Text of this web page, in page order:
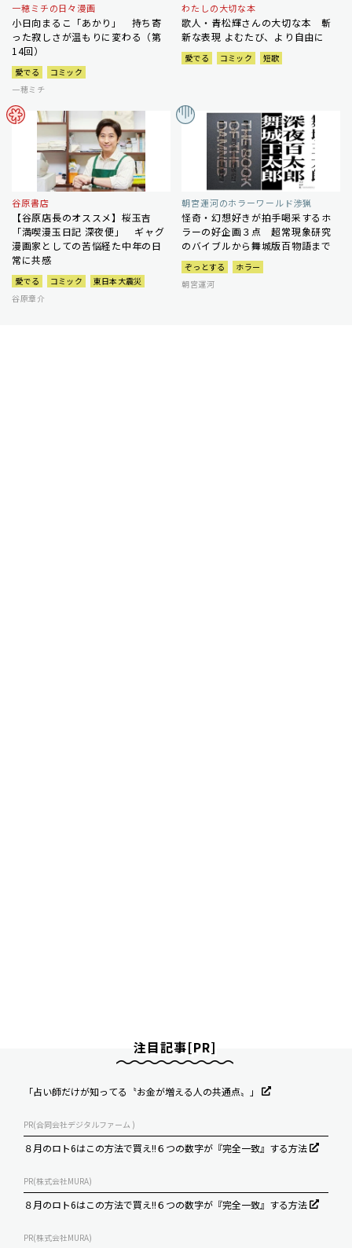
一穂ミチの日々漫画
小日向まるこ「あかり」 持ち寄
った寂しさが温もりに変わる（第
14回）
愛でる
コミック
一穂ミチ
わたしの大切な本
歌人・青松輝さんの大切な本 斬
新な表現 よむたび、より自由に
愛でる コミック 短歌
谷原書店
【谷原店長のオススメ】桜玉吉
「満喫漫玉日記 深夜便」 ギャグ
漫画家としての苦悩経た中年の日
常に共感
愛でる コミック
東日本大震災
谷原章介
朝宮運河のホラーワールド渉猟
怪奇・幻想好きが拍手喝采するホ
ラーの好企画３点 超常現象研究
のバイブルから舞城版百物語まで
ぞっとする
ホラー
朝宮運河
注目記事[PR]
「占い師だけが知ってる〝お金が増える人の共通点〟」
PR(合同会社デジタルファーム )
８月のロト6はこの方法で買え!!６つの数字が『完全一致』する方法
PR(株式会社MURA)
８月のロト6はこの方法で買え!!６つの数字が『完全一致』する方法
PR(株式会社MURA)